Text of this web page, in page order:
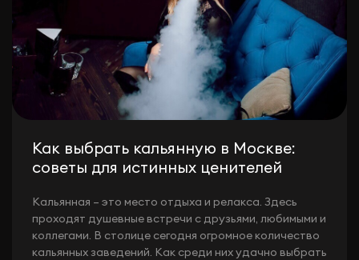
Как выбрать кальянную в Москве:
советы для истинных ценителей
Кальянная – это место отдыха и релакса. Здесь
проходят душевные встречи с друзьями, любимыми и
коллегами. В столице сегодня огромное количество
кальянных заведений. Как среди них удачно выбрать